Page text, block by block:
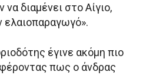
να διαμένει στο Αίγιο,
ελαιοπαραγωγό».
έγινε ακόμη πιο
πως ο άνδρας